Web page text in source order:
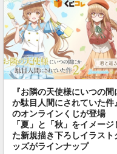
『お隣の天使様にいつの間
か駄目人間にされていた件』
のオンラインくじが登場
「夏」と「秋」をイメージ
た新規描き下ろしイラスト
ッズがラインナップ